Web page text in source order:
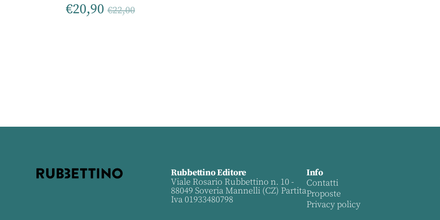
€20,90 €22,00
Rubbettino Editore
Viale Rosario Rubbettino n. 10 -
88049 Soveria Mannelli (CZ) Partita
Iva 01933480798
Info
Contatti
Proposte
Privacy policy